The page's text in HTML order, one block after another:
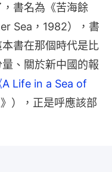
書名為《苦海餘
Sea，1982），書
書在那個時代是比
、關於新中國的報
A Life in a Sea of
），正是呼應該部